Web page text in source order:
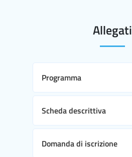
Allegati
Programma
Scheda descrittiva
Domanda di iscrizione